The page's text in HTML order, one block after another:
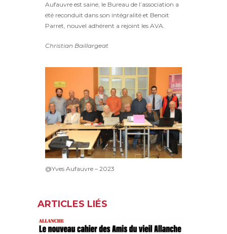
Aufauvre est saine, le Bureau de l’association a
été reconduit dans son intégralité et Benoit
Parret, nouvel adhérent a rejoint les AVA.
Christian Baillargeat
@Yves Aufauvre – 2023
ARTICLES LIÉS